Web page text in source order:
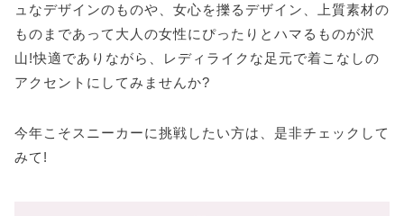
ュなデザインのものや、女心を擽るデザイン、上質素材の
ものまであって大人の女性にぴったりとハマるものが沢
山!快適でありながら、レディライクな足元で着こなしの
アクセントにしてみませんか?
今年こそスニーカーに挑戦したい方は、是非チェックして
みて!